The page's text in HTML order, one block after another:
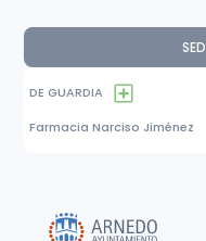
DE GUARDIA
Farmacia Narciso Jiménez